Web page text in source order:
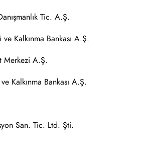
Tic. A.Ş.
Kalkınma Bankası A.Ş.
Merkezi A.Ş.
Kalkınma Bankası A.Ş.
San. Tic. Ltd. Şti.